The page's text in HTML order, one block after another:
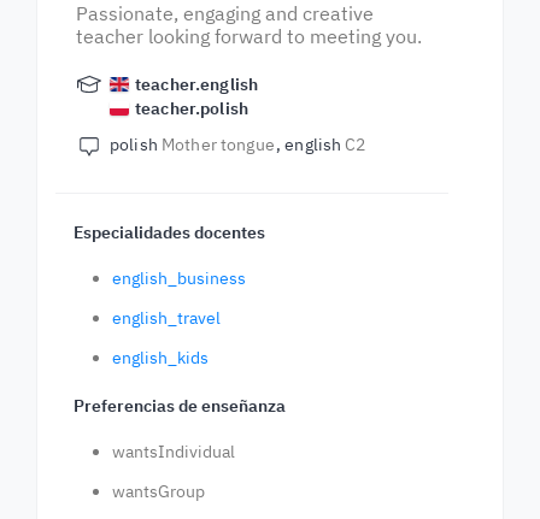
Passionate, engaging and creative
teacher looking forward to meeting you.
teacher.english
teacher.polish
polish Mother tongue english C2
Especialidades docentes
english_business
english_travel
english_kids
Preferencias de enseñanza
wantsIndividual
wantsGroup